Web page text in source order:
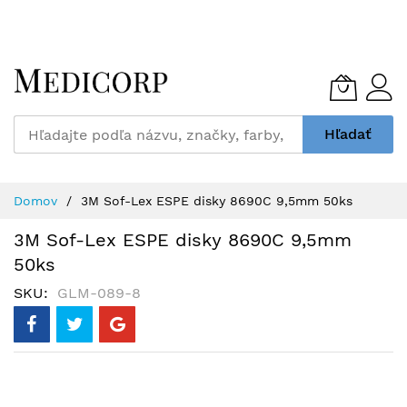
to
Content
Hľadať
Domov 3M Sof-Lex ESPE disky 8690C 9,5mm 50ks
3M Sof-Lex ESPE disky 8690C 9,5mm
50ks
SKU GLM-089-8